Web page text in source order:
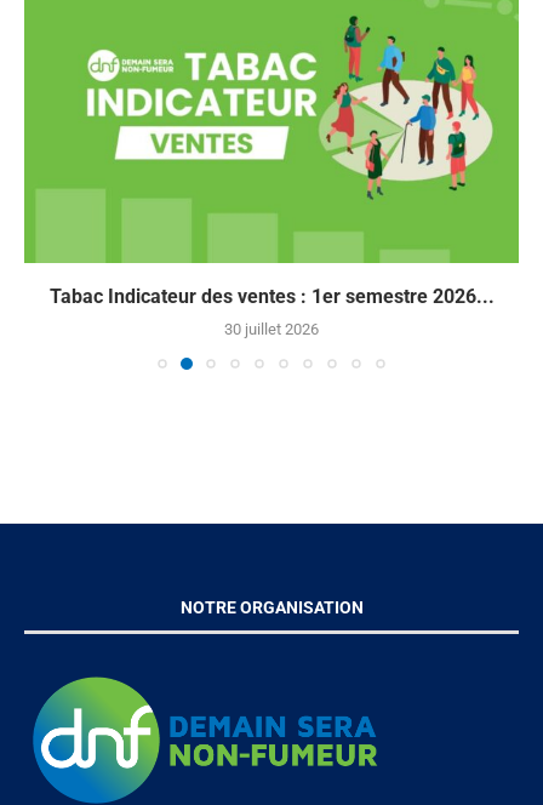
Tabac Indicateur des ventes : 1er semestre 2026...
30 juillet 2026
NOTRE ORGANISATION